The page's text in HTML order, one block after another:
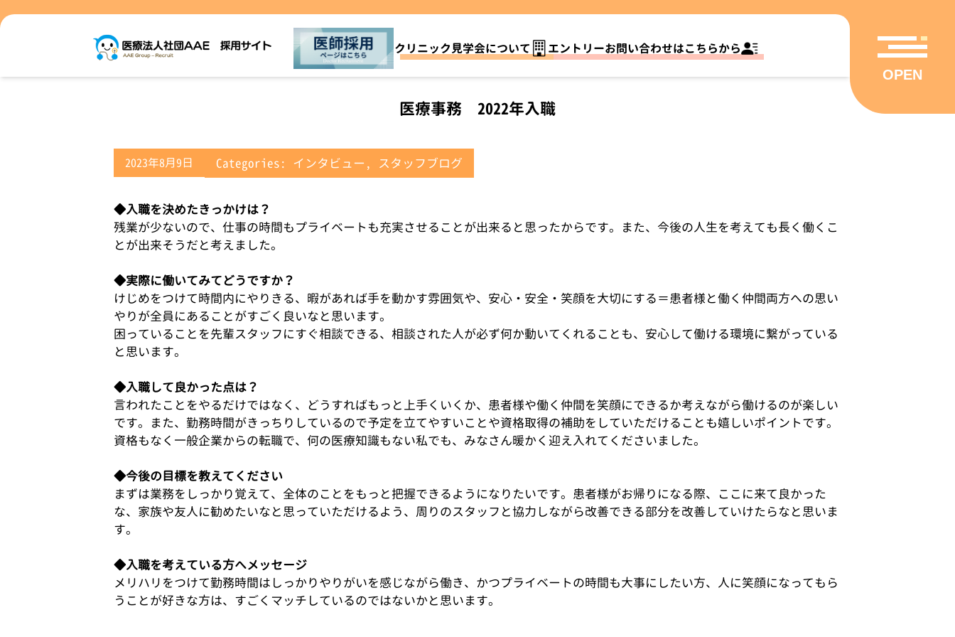
クリニック見学会について
エントリーお問い合わせはこちらから
OPEN
医療事務 2022年入職
2023年8月9日 Categories: インタビュー, スタッフブログ
◆入職を決めたきっかけは？
残業が少ないので、仕事の時間もプライベートも充実させることが出来ると思ったからです。また、今後の人生を考えても長く働くこ
とが出来そうだと考えました。
◆実際に働いてみてどうですか？
けじめをつけて時間内にやりきる、暇があれば手を動かす雰囲気や、安心・安全・笑顔を大切にする＝患者様と働く仲間両方への思い
やりが全員にあることがすごく良いなと思います。
困っていることを先輩スタッフにすぐ相談できる、相談された人が必ず何か動いてくれることも、安心して働ける環境に繋がっている
と思います。
◆入職して良かった点は？
言われたことをやるだけではなく、どうすればもっと上手くいくか、患者様や働く仲間を笑顔にできるか考えながら働けるのが楽しい
です。また、勤務時間がきっちりしているので予定を立てやすいことや資格取得の補助をしていただけることも嬉しいポイントです。
資格もなく一般企業からの転職で、何の医療知識もない私でも、みなさん暖かく迎え入れてくださいました。
◆今後の目標を教えてください
まずは業務をしっかり覚えて、全体のことをもっと把握できるようになりたいです。患者様がお帰りになる際、ここに来て良かった
な、家族や友人に勧めたいなと思っていただけるよう、周りのスタッフと協力しながら改善できる部分を改善していけたらなと思いま
す。
◆入職を考えている方へメッセージ
メリハリをつけて勤務時間はしっかりやりがいを感じながら働き、かつプライベートの時間も大事にしたい方、人に笑顔になってもら
うことが好きな方は、すごくマッチしているのではないかと思います。